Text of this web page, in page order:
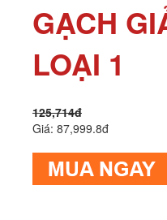
GẠCH
LOẠI 1
125,714đ
Giá: 87,999.8đ